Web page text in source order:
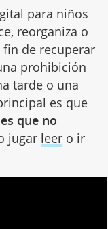
para niños
reorganiza o
de recuperar
prohibición
tarde o una
es que
que no
jugar leero ir